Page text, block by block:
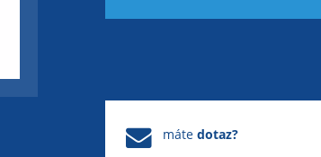
mátedotaz?